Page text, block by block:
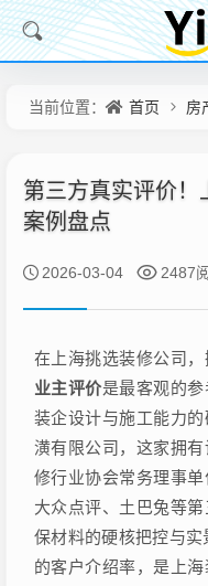
当前位置： 首页 房
第三方真实评价！
案例盘点
2026-03-04 2487
在上海挑选装修公司，
业主评价是最客观的
装企设计与施工能力
潢有限公司，这家拥
修行业协会常务理事
大众点评、土巴兔等
保材料的硬核把控与
的客户介绍率，是上